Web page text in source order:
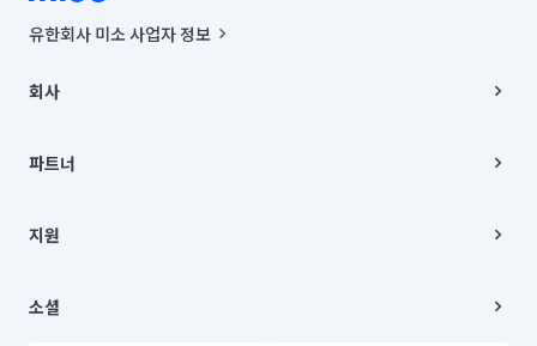
유한회사 미소 사업자 정보
00019 |
주소 | 본사: 서울특별시 종로구 율곡로 6(중학동, 트윈트리빌딩) B동 5층
컨택센터 : 서울특별시 종로구 수송동 율곡로 24, 7층, 8층 미소
상품, 상품정보, 거래에 관한 의무와 책임은 거래당사자에게 있습니다.
언론 보도 관련 문의:
© 유한회사 미소. Miso, Inc. All Rights Reserved.
회사
채용
파트너
이사
지원
이용약관
소셜